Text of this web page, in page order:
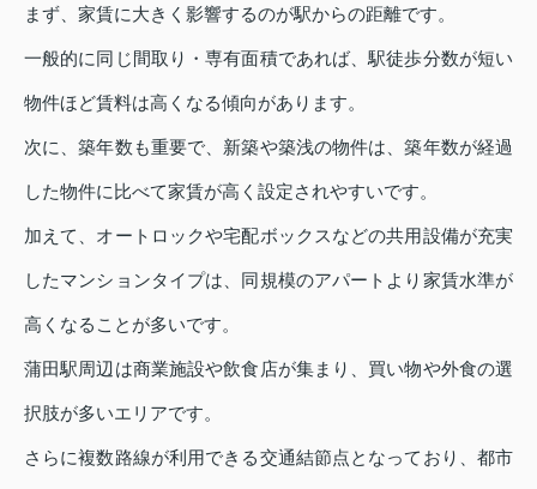
まず、家賃に大きく影響するのが駅からの距離です。
一般的に同じ間取り・専有面積であれば、駅徒歩分数が短い
物件ほど賃料は高くなる傾向があります。
次に、築年数も重要で、新築や築浅の物件は、築年数が経過
した物件に比べて家賃が高く設定されやすいです。
加えて、オートロックや宅配ボックスなどの共用設備が充実
したマンションタイプは、同規模のアパートより家賃水準が
高くなることが多いです。
蒲田駅周辺は商業施設や飲食店が集まり、買い物や外食の選
択肢が多いエリアです。
さらに複数路線が利用できる交通結節点となっており、都市